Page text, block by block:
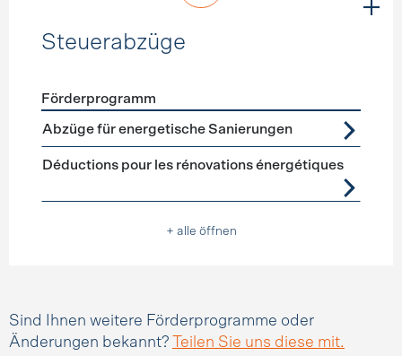
Steuerabzüge
Förderprogramme Steuerabzüge
Förderprogramm
Abzüge für energetische Sanierungen
Déductions pour les rénovations énergétiques
+ alle öffnen
Sind Ihnen weitere Förderprogramme oder
Änderungen bekannt?
Teilen Sie uns diese mit.